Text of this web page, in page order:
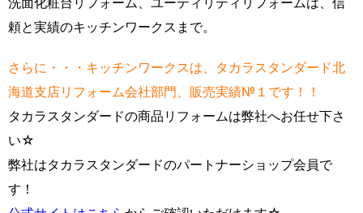
頼と実績のキッチンワークスまで。
さらに・・・キッチンワークスは、タカラスタンダード北
海道支店リフォーム会社部門、販売実績№１です！！
タカラスタンダードの商品リフォームは弊社へお任せ下さ
い☆
弊社はタカラスタンダードのパートナーショップ会員で
す！